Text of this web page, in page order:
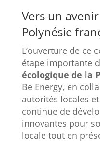
Vers un
Polynésie
L’ouverture de ce
étape importante
écologique de la
Be Energy, en
autorités locales
continue de
innovantes pour
locale tout en